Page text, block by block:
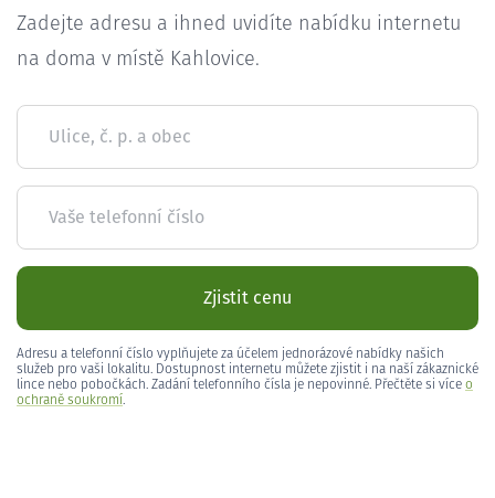
Zadejte adresu a ihned uvidíte nabídku internetu
na doma v místě Kahlovice.
Ulice, č. p. a obec
Vaše telefonní číslo
Zjistit cenu
Adresu a telefonní číslo vyplňujete za účelem jednorázové nabídky našich
služeb pro vaši lokalitu. Dostupnost internetu můžete zjistit i na naší zákaznické
lince nebo pobočkách. Zadání telefonního čísla je nepovinné. Přečtěte si více o
ochraně soukromí.